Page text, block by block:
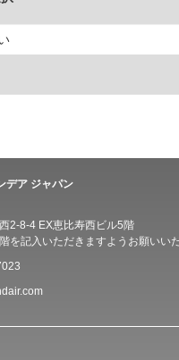
デア ジャパン
2-8-4 EX恵比寿西ビル5階
を記入いただきますようお願いい